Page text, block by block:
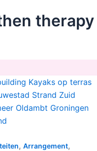
therapy
,Arrangement,